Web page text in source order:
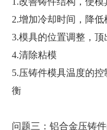
2.增加冷却时间，降低
3.模具的位置调整，顶
4.清除粘模
5.压铸件模具温度的
衡
问题三：铝合金压铸